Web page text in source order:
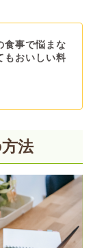
食事で悩まな
もおいしい料
法